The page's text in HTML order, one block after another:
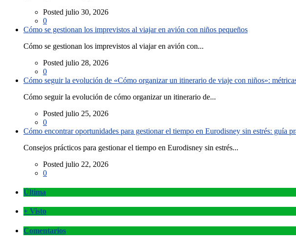
Posted julio 30, 2026
0
Cómo se gestionan los imprevistos al viajar en avión con niños pequeños
Cómo se gestionan los imprevistos al viajar en avión con...
Posted julio 28, 2026
0
Cómo seguir la evolución de «Cómo organizar un itinerario de viaje con niños»:
Cómo seguir la evolución de cómo organizar un itinerario de...
Posted julio 25, 2026
0
Cómo encontrar oportunidades para gestionar el tiempo en Eurodisney sin estrés: guía
Consejos prácticos para gestionar el tiempo en Eurodisney sin estrés...
Posted julio 22, 2026
0
Última
+ Visto
Comentarios